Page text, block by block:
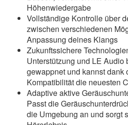
Höhenwiedergabe
Vollständige Kontrolle über
zwischen verschiedenen
Anpassung deines Klangs
Zukunftssichere
Unterstützung und LE Audio
gewappnet und kannst dank
Kompatibilität die neuesten
Adaptive aktive
Passt die
die Umgebung an und sorgt